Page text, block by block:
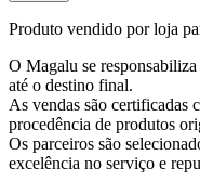
Produto vendido por loja
O Magalu se
até o destino final.
As vendas são certificadas
procedência de produtos
Os parceiros são
excelência no serviço e